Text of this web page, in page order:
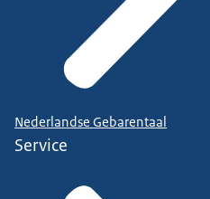
Nederlandse Gebarentaal
Service